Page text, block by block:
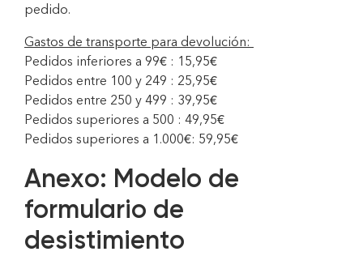
pedido.
Gastos de transporte para devolución:
Pedidos inferiores a 99€ : 15,95€
Pedidos entre 100 y 249 : 25,95€
Pedidos entre 250 y 499 : 39,95€
Pedidos superiores a 500 : 49,95€
Pedidos superiores a 1.000€: 59,95€
Anexo: Modelo de
formulario de
desistimiento